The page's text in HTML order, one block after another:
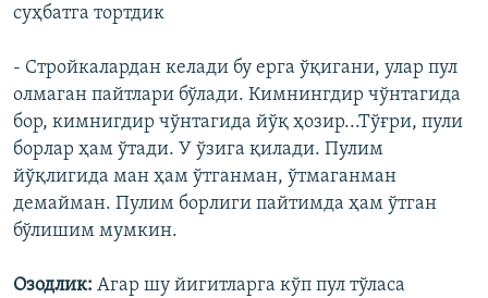
суҳбатга тортдик
- Стройкалардан келади бу ерга ўқигани, улар пул
олмаган пайтлари бўлади. Кимнингдир чўнтагида
бор, кимнигдир чўнтагида йўқ ҳозир...Тўғри, пули
борлар ҳам ўтади. У ўзига қилади. Пулим
йўқлигида ман ҳам ўтганман, ўтмаганман
демайман. Пулим борлиги пайтимда ҳам ўтган
бўлишим мумкин.
Озодлик: Агар шу йигитларга кўп пул тўласа